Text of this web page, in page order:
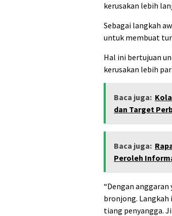
kerusakan lebih
Sebagai langkah
untuk membuat
Hal ini bertujuan
kerusakan lebih
Baca juga:
dan Target
Baca juga:
Peroleh
“Dengan
bronjong.
tiang penyangga.